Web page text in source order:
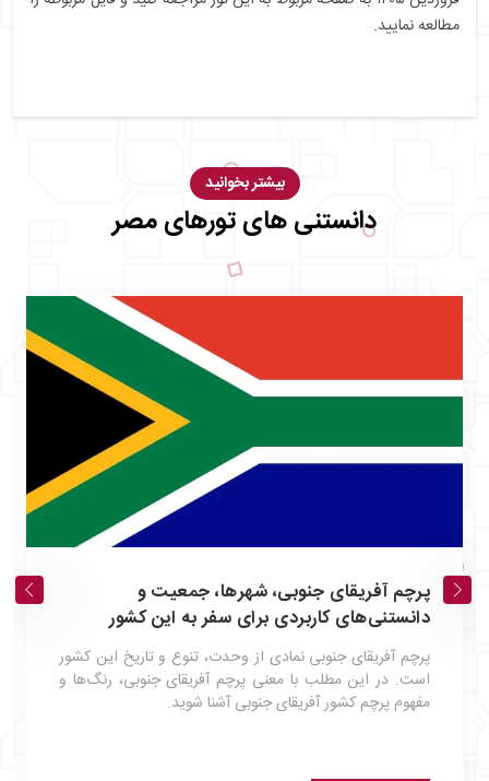
مطالعه نمایید.
بیشتر بخوانید
دانستنی های تورهای مصر
پرچم آفریقای جنوبی، شهرها، جمعیت و
دانستنی‌های کاربردی برای سفر به این کشور
پرچم آفریقای جنوبی نمادی از وحدت، تنوع و تاریخ این کشور
است. در این مطلب با معنی پرچم آفریقای جنوبی، رنگ‌ها و
مفهوم پرچم کشور آفریقای جنوبی آشنا شوید.